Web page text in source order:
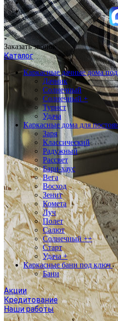
Заказать звонок
Каталог
Каркасные дачные дома
Дачник
Солнечный
Солнечный +
Турист
Удача
Каркасные дома для
Заря
Классический
Радужный
Рассвет
Барн-хаус
Вега
Восход
Зенит
Комета
Луч
Полет
Салют
Солнечный ++
Старт
Удача +
Каркасные бани под ключ
Бани
Акции
Кредитование
Наши работы